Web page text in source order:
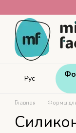
Рус
Главная Формы